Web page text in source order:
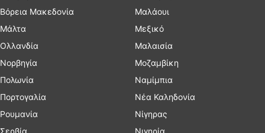
Βόρεια Μακεδονία
Μάλτα
Ολλανδία
Νορβηγία
Πολωνία
Πορτογαλία
Ρουμανία
Σερβία
Μαλάουι
Μεξικό
Μαλαισία
Μοζαμβίκη
Ναμίμπια
Νέα Καληδονία
Νίγηρας
Νιγηρία